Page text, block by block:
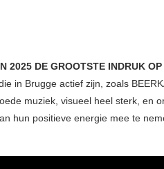
2025 DE GROOTSTE INDRUK
in Brugge actief zijn, zoals
muziek, visueel heel sterk, en
hun positieve energie mee te